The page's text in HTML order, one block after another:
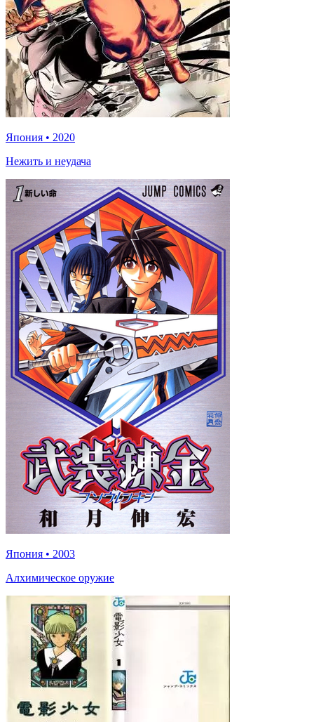
Япония • 2020
Нежить и неудача
Япония • 2003
Алхимическое оружие